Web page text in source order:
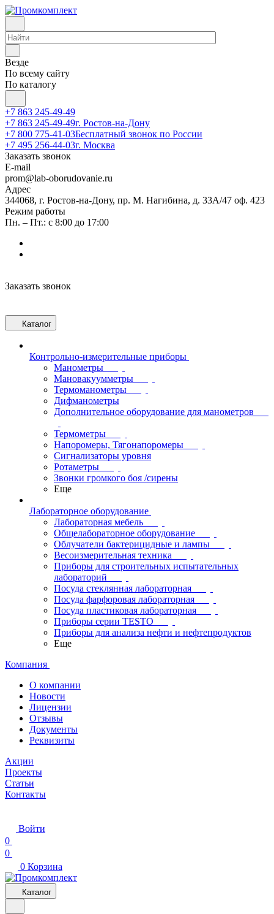
Везде
По всему сайту
По каталогу
+7 863 245-49-49
+7 863 245-49-49г. Ростов-на-Дону
+7 800 775-41-03Бесплатный звонок по России
+7 495 256-44-03г. Москва
Заказать звонок
E-mail
prom@lab-oborudovanie.ru
Адрес
344068, г. Ростов-на-Дону, пр. М. Нагибина, д. 33А/47 оф. 423
Режим работы
Пн. – Пт.: с 8:00 до 17:00
Заказать звонок
Каталог
Контрольно-измерительные приборы
Манометры
Мановакуумметры
Термоманометры
Дифманометры
Дополнительное оборудование для манометров
Термометры
Напоромеры, Тягонапоромеры
Сигнализаторы уровня
Ротаметры
Звонки громкого боя /сирены
Еще
Лабораторное оборудование
Лабораторная мебель
Общелабораторное оборудование
Облучатели бактерицидные и лампы
Весоизмерительная техника
Приборы для строительных испытательных
лабораторий
Посуда стеклянная лабораторная
Посуда фарфоровая лабораторная
Посуда пластиковая лабораторная
Приборы серии TESTO
Приборы для анализа нефти и нефтепродуктов
Еще
Компания
О компании
Новости
Лицензии
Отзывы
Документы
Реквизиты
Акции
Проекты
Статьи
Контакты
Войти
0
0
0 Корзина
Каталог